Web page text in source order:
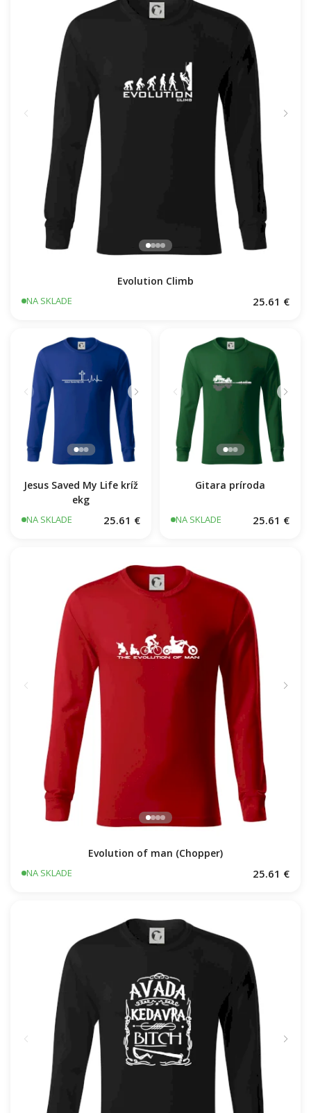
Evolution Climb
NA SKLADE 25.61 €
Jesus Saved My Life kríž
ekg
NA SKLADE 25.61 €
Gitara príroda
NA SKLADE 25.61 €
Evolution of man (Chopper)
NA SKLADE 25.61 €